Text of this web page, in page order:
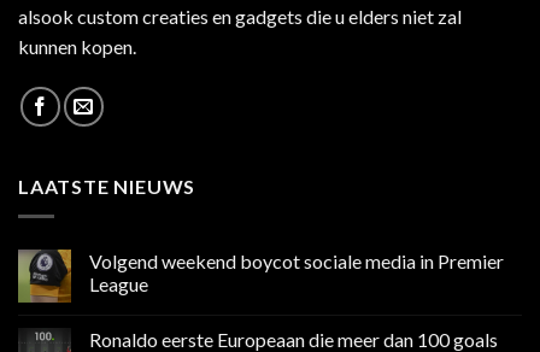
alsook custom creaties en gadgets die u elders niet zal
kunnen kopen.
LAATSTE NIEUWS
Volgend weekend boycot sociale media in Premier
League
op
Ronaldo eerste Europeaan die meer dan 100 goals